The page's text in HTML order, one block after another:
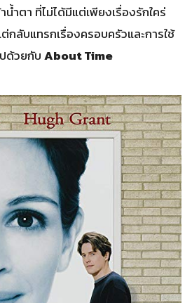
ำตา ที่ไม่ได้มีแต่เพียงเรื่องรักใคร่
กลับแทรกเรื่องครอบครัวและการใช้
ด้วยกับAbout Time